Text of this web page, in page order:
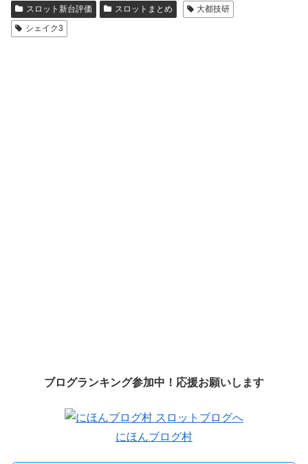
スロット新台評価 スロットまとめ
大都技研
シェイク3
ブログランキング参加中！応援お願いします
にほんブログ村